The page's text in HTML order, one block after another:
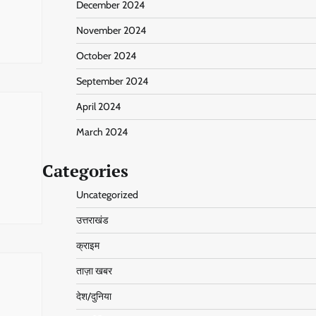
December 2024
November 2024
October 2024
September 2024
April 2024
March 2024
Categories
Uncategorized
उत्तराखंड
क्राइम
ताज़ा खबर
देश/दुनिया